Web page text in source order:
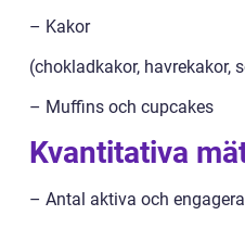
– Kakor
(chokladkakor, havrekakor,
– Muffins och cupcakes
Kvantitativa
– Antal aktiva och